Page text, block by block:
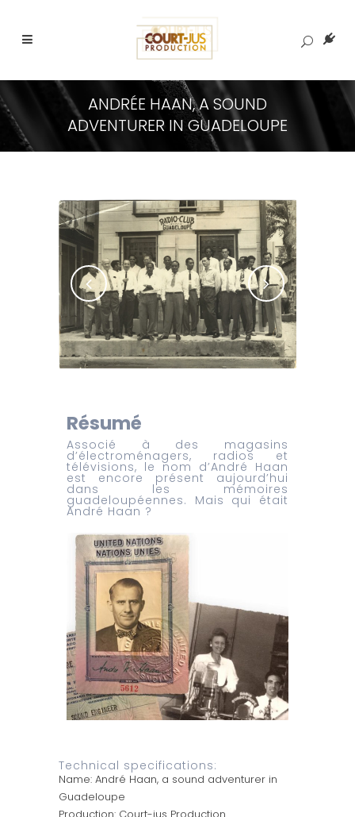
ANDRÉE HAAN, A SOUND
ADVENTURER IN GUADELOUPE
Résumé
Associé à des magasins
d’électroménagers, radios et
télévisions, le nom d’André Haan
est encore présent aujourd’hui
dans les mémoires
guadeloupéennes. Mais qui était
André Haan ?
Technical specifications:
Name: André Haan, a sound adventurer in
Guadeloupe
Production: Court-jus Production